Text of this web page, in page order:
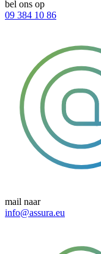
bel ons op
09 384 10 86
mail naar
info@assura.eu